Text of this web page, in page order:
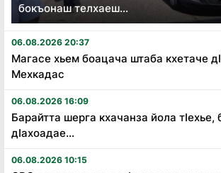
бокъонаш телхаеш...
06.08.2026 20:37
Магасе хьем боацача штаба кхетаче
Мехкадас
06.08.2026 16:09
Барайтта шерга кхачанза йола тӏехье,
дӏахоадае...
06.08.2026 10:15